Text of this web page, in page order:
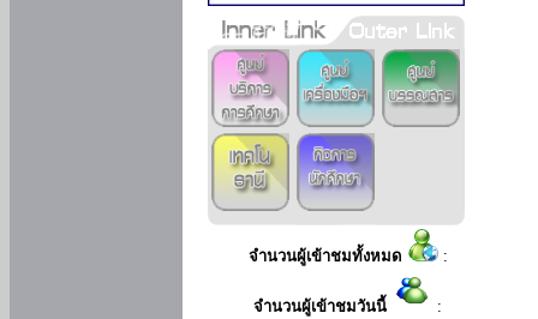
จำนวนผู้เข้าชมทั้งหมด :
จำนวนผู้เข้าชมวันนี้ :